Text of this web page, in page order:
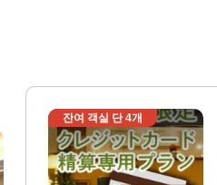
잔여 객실 단4개